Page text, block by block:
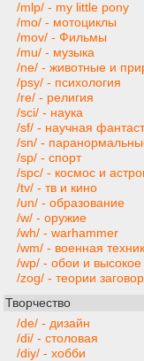
/mlp/ - my little pony
/mo/ - мотоциклы
/mov/ - Фильмы
/mu/ - музыка
/ne/ - животные и
/psy/ - психология
/re/ - религия
/sci/ - наука
/sf/ - научная
/sn/ -
/sp/ - спорт
/spc/ - космос и
/tv/ - тв и кино
/un/ - образование
/w/ - оружие
/wh/ - warhammer
/wm/ - военная
/wp/ - обои и
/zog/ - теории
Творчество
/de/ - дизайн
/di/ - столовая
/diy/ - хобби